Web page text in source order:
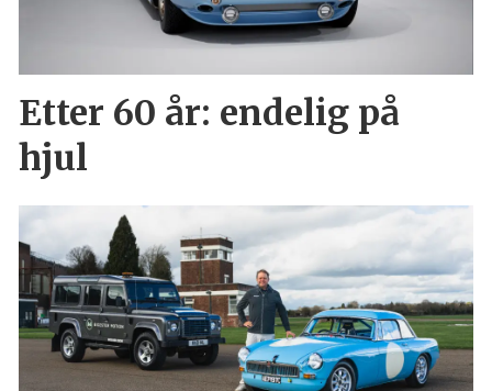
Etter 60 år: endelig på
hjul